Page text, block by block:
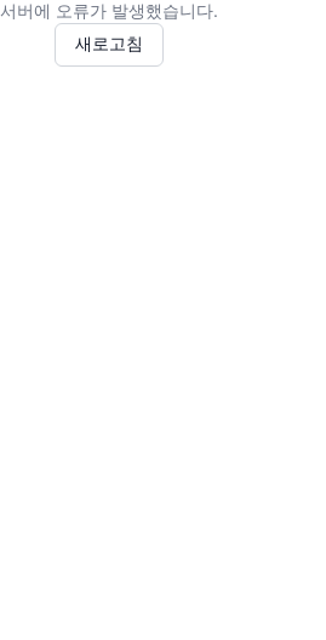
서버에 오류가 발생했습니다.
새로고침